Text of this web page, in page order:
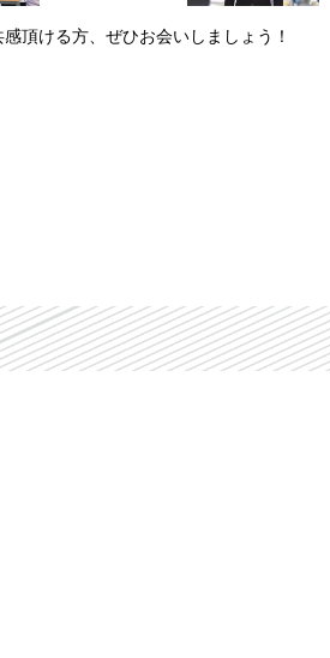
頂ける方、ぜひお会いしましょう！